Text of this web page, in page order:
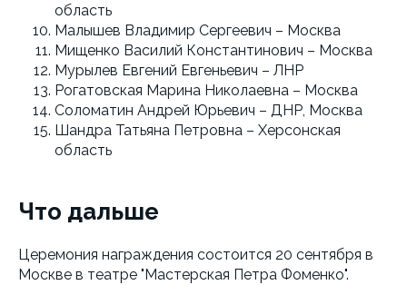
область
Малышев Владимир Сергеевич – Москва
Мищенко Василий Константинович – Москва
Мурылев Евгений Евгеньевич – ЛНР
Рогатовская Марина Николаевна – Москва
Соломатин Андрей Юрьевич – ДНР, Москва
Шандра Татьяна Петровна – Херсонская
область
Что дальше
Церемония награждения состоится 20 сентября в
Москве в театре "Мастерская Петра Фоменко".